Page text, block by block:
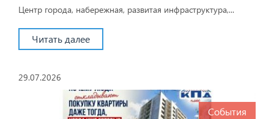
Центр города, набережная, развитая инфраструктура,...
Читать далее
29.07.2026
События